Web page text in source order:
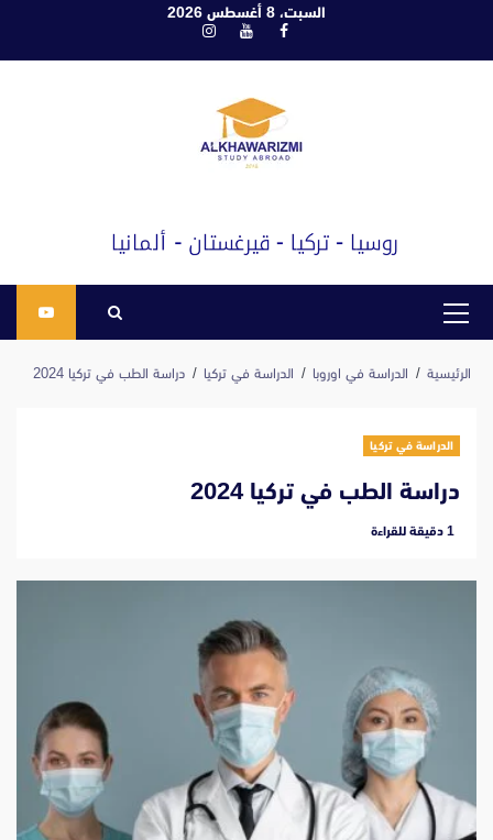
السبت، 8 أغسطس 2026
فيسبوكيوتيوبانستغرام
القائمة
الرئيسية الدراسة في اوروبا الدراسة في تركيا دراسة الطب في تركيا 2024
الدراسة في تركيا
دراسة الطب في تركيا 2024
‫1 دقيقة للقراءة